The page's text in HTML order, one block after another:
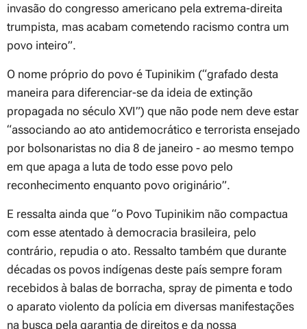
invasão do congresso americano pela extrema-direita
trumpista, mas acabam cometendo racismo contra um
povo inteiro”.
O nome próprio do povo é Tupinikim (“grafado desta
maneira para diferenciar-se da ideia de extinção
propagada no século XVI”) que não pode nem deve estar
“associando ao ato antidemocrático e terrorista ensejado
por bolsonaristas no dia 8 de janeiro - ao mesmo tempo
em que apaga a luta de todo esse povo pelo
reconhecimento enquanto povo originário”.
E ressalta ainda que “o Povo Tupinikim não compactua
com esse atentado à democracia brasileira, pelo
contrário, repudia o ato. Ressalto também que durante
décadas os povos indígenas deste país sempre foram
recebidos à balas de borracha, spray de pimenta e todo
o aparato violento da polícia em diversas manifestações
na busca pela garantia de direitos e da nossa